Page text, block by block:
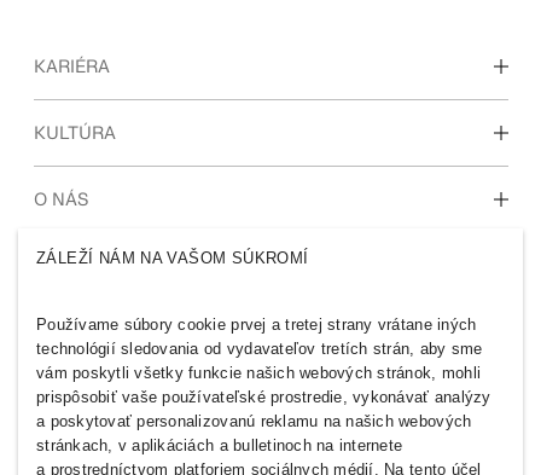
KARIÉRA
Objavte naše pracovné oblasti
KULTÚRA
Naša kultúra a výhody
O NÁS
Kto sme
Inklúzia a rozmanitosť
H&M GROUP
Preskúmajte skupinu
ZÁLEŽÍ NÁM NA VAŠOM SÚKROMÍ
Používame súbory cookie prvej a tretej strany vrátane iných
technológií sledovania od vydavateľov tretích strán, aby sme
vám poskytli všetky funkcie našich webových stránok, mohli
prispôsobiť vaše používateľské prostredie, vykonávať analýzy
a poskytovať personalizovanú reklamu na našich webových
stránkach, v aplikáciách a bulletinoch na internete
a prostredníctvom platforiem sociálnych médií. Na tento účel